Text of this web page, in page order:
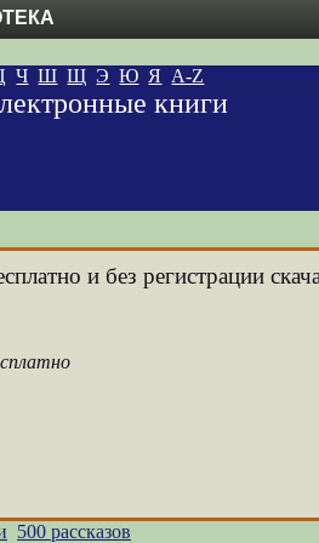
Ч Ш Щ Э Ю Я A-Z
книги
и без регистрации
500 рассказов